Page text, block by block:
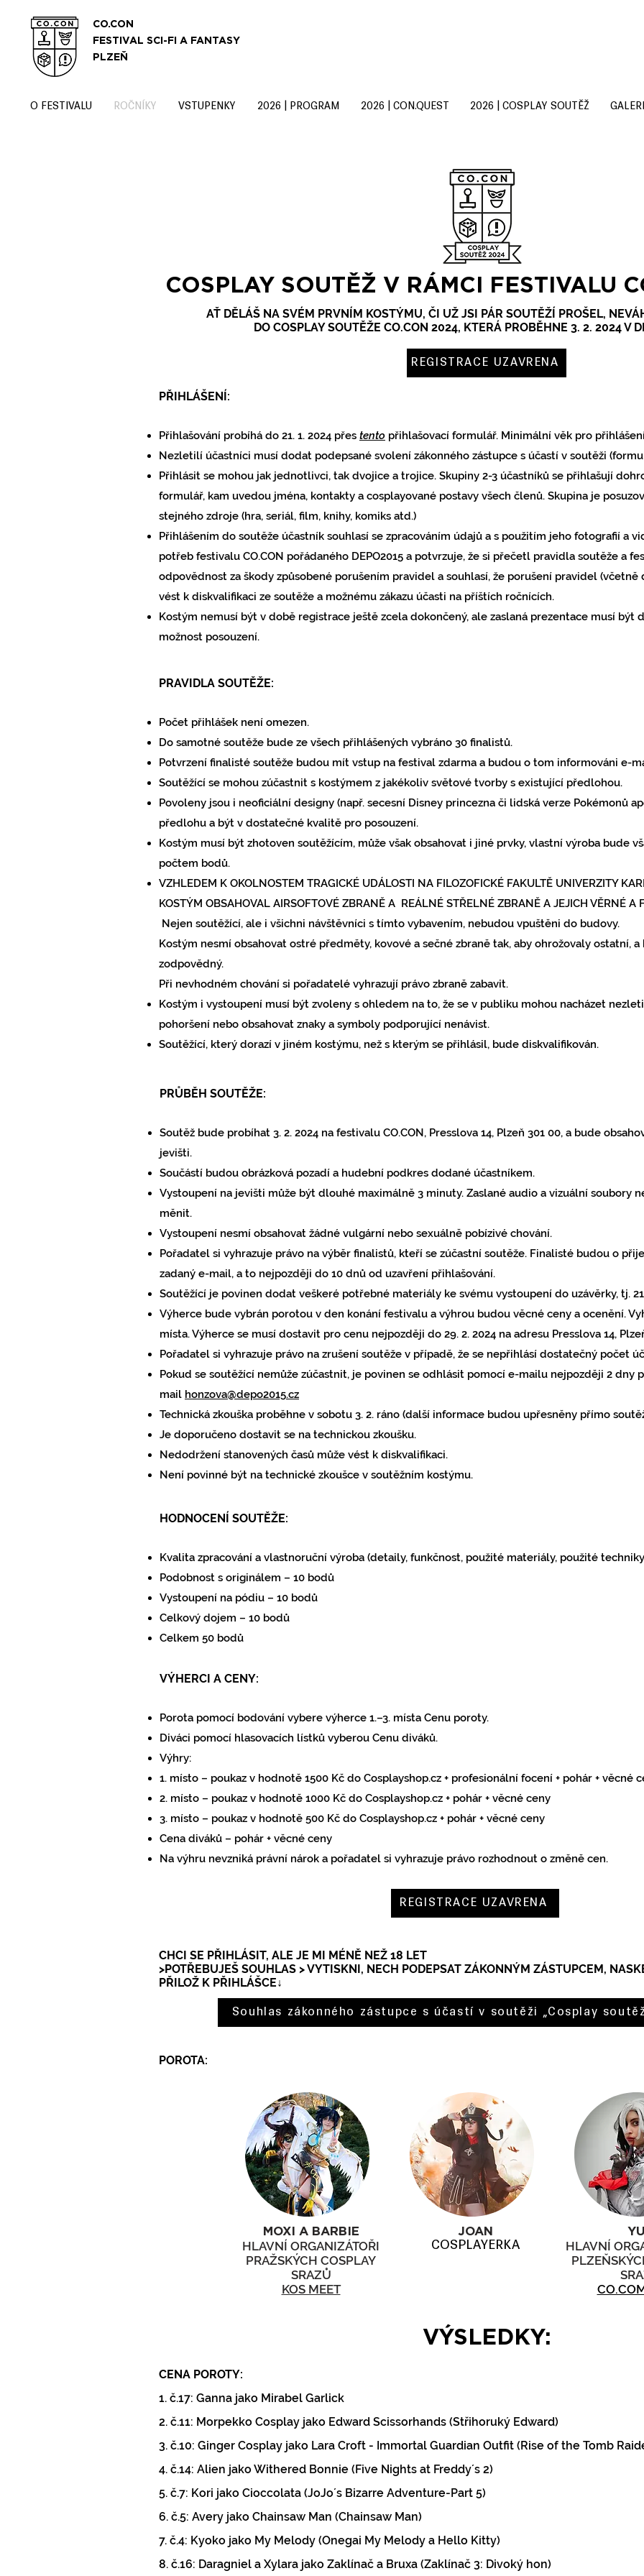
CO.CON
FESTIVAL SCI-FI A FANTASY
PLZEŇ
COSPLAY SOUTĚŽ V RÁMCI FESTIVALU
AŤ DĚLÁŠ NA SVÉM PRVNÍM KOSTÝMU, ČI UŽ JSI PÁR SOUTĚŽÍ PROŠEL,
DO COSPLAY SOUTĚŽE CO.CON 2024, KTERÁ PROBĚHNE 3. 2. 2024 V
REGISTRACE UZAVŘENA
PŘIHLÁŠENÍ:
Přihlašování probíhá do 21. 1. 2024 přes tento přihlašovací formulář. Minimální věk pro
Nezletilí účastníci musí dodat podepsané svolení zákonného zástupce s účastí v soutěži
Přihlásit se mohou jak jednotlivci, tak dvojice a trojice. Skupiny 2-3 účastníků se přihlašují
formulář, kam uvedou jména, kontakty a cosplayované postavy všech členů. Skupina je
stejného zdroje (hra, seriál, film, knihy, komiks atd.)
Přihlášením do soutěže účastník souhlasí se zpracováním údajů a s použitím jeho fotografií a
potřeb festivalu CO.CON pořádaného DEPO2015 a potvrzuje, že si přečetl pravidla soutěže a
odpovědnost za škody způsobené porušením pravidel a souhlasí, že porušení pravidel
vést k diskvalifikaci ze soutěže a možnému zákazu účasti na příštích ročnících.
Kostým nemusí být v době registrace ještě zcela dokončený, ale zaslaná prezentace musí být
možnost posouzení.
PRAVIDLA SOUTĚŽE:
Počet přihlášek není omezen.
Do samotné soutěže bude ze všech přihlášených vybráno 30 finalistů.
Potvrzení finalisté soutěže budou mít vstup na festival zdarma a budou o tom informováni e-
Soutěžící se mohou zúčastnit s kostýmem z jakékoliv světové tvorby s existující předlohou.
Povoleny jsou i neoficiální designy (např. secesní Disney princezna či lidská verze Pokémonů
předlohu a být v dostatečné kvalitě pro posouzení.
Kostým musí být zhotoven soutěžícím, může však obsahovat i jiné prvky, vlastní výroba bude
počtem bodů.
VZHLEDEM K OKOLNOSTEM TRAGICKÉ UDÁLOSTI NA FILOZOFICKÉ FAKULTĚ UNIVERZITY
KOSTÝM OBSAHOVAL AIRSOFTOVÉ ZBRANĚ A REÁLNÉ STŘELNÉ ZBRANĚ A JEJICH VĚRNÉ A
Nejen soutěžící, ale i všichni návštěvníci s tímto vybavením, nebudou vpuštěni do budovy.
Kostým nesmí obsahovat ostré předměty, kovové a sečné zbraně tak, aby ohrožovaly ostatní, a
zodpovědný.
Při nevhodném chování si pořadatelé vyhrazují právo zbraně zabavit.
Kostým i vystoupení musí být zvoleny s ohledem na to, že se v publiku mohou nacházet
pohoršení nebo obsahovat znaky a symboly podporující nenávist.
Soutěžící, který dorazí v jiném kostýmu, než s kterým se přihlásil, bude diskvalifikován.
PRŮBĚH SOUTĚŽE:
Soutěž bude probíhat 3. 2. 2024 na festivalu CO.CON, Presslova 14, Plzeň 301 00, a bude
jevišti.
Součástí budou obrázková pozadí a hudební podkres dodané účastníkem.
Vystoupení na jevišti může být dlouhé maximálně 3 minuty. Zaslané audio a vizuální soubory
měnit.
Vystoupení nesmí obsahovat žádné vulgární nebo sexuálně pobízivé chování.
Pořadatel si vyhrazuje právo na výběr finalistů, kteří se zúčastní soutěže. Finalisté budou o
zadaný e-mail, a to nejpozději do 10 dnů od uzavření přihlašování.
Soutěžící je povinen dodat veškeré potřebné materiály ke svému vystoupení do uzávěrky, tj. 21.
Výherce bude vybrán porotou v den konání festivalu a výhrou budou věcné ceny a ocenění.
místa. Výherce se musí dostavit pro cenu nejpozději do 29. 2. 2024 na adresu Presslova 14,
Pořadatel si vyhrazuje právo na zrušení soutěže v případě, že se nepřihlásí dostatečný počet
Pokud se soutěžící nemůže zúčastnit, je povinen se odhlásit pomocí e-mailu nejpozději 2 dny
mail honzova@depo2015.cz
Technická zkouška proběhne v sobotu 3. 2. ráno (další informace budou upřesněny přímo
Je doporučeno dostavit se na technickou zkoušku.
Nedodržení stanovených časů může vést k diskvalifikaci.
Není povinné být na technické zkoušce v soutěžním kostýmu.
HODNOCENÍ SOUTĚŽE:
Kvalita zpracování a vlastnoruční výroba (detaily, funkčnost, použité materiály, použité
Podobnost s originálem – 10 bodů
Vystoupení na pódiu – 10 bodů
Celkový dojem – 10 bodů
Celkem 50 bodů
VÝHERCI A CENY:
Porota pomocí bodování vybere výherce 1.–3. místa Cenu poroty.
Diváci pomocí hlasovacích lístků vyberou Cenu diváků.
Výhry:
1. místo – poukaz v hodnotě 1500 Kč do Cosplayshop.cz + profesionální focení + pohár + věcné
2. místo – poukaz v hodnotě 1000 Kč do Cosplayshop.cz + pohár + věcné ceny
3. místo – poukaz v hodnotě 500 Kč do Cosplayshop.cz + pohár + věcné ceny
Cena diváků – pohár + věcné ceny
Na výhru nevzniká právní nárok a pořadatel si vyhrazuje právo rozhodnout o změně cen.
REGISTRACE UZAVŘENA
CHCI SE PŘIHLÁSIT, ALE JE MI MÉNĚ NEŽ 18 LET
>POTŘEBUJEŠ SOUHLAS > VYTISKNI, NECH PODEPSAT ZÁKONNÝM ZÁSTUPCEM,
PŘILOŽ K PŘIHLÁŠCE↓
Souhlas zákonného zástupce s účastí v soutěži „Cosplay soutěž
POROTA:
MOXI A BARBIE
HLAVNÍ ORGANIZÁTOŘI
PRAŽSKÝCH COSPLAY
SRAZŮ
KOS MEET
JOAN
COSPLAYERKA
HLAVNÍ
VÝSLEDKY:
CENA POROTY:
1. č.17: Ganna jako Mirabel Garlick
2. č.11: Morpekko Cosplay jako Edward Scissorhands (Střihoruký Edward)
3. č.10: Ginger Cosplay jako Lara Croft - Immortal Guardian Outfit (Rise of the Tomb
4. č.14: Alien jako Withered Bonnie (Five Nights at Freddy´s 2)
5. č.7: Kori jako Cioccolata (JoJo´s Bizarre Adventure-Part 5)
6. č.5: Avery jako Chainsaw Man (Chainsaw Man)
7. č.4: Kyoko jako My Melody (Onegai My Melody a Hello Kitty)
8. č.16: Daragniel a Xylara jako Zaklínač a Bruxa (Zaklínač 3: Divoký hon)
O FESTIVALU ROČNÍKY VSTUPENKY 2026 | PROGRAM 2026 | CON.QUEST 2026 | COSPLAY SOUTĚŽ